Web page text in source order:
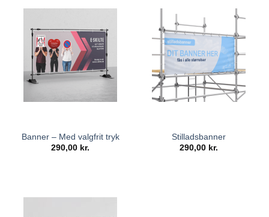
Banner – Med valgfrit tryk
290,00 kr.
Stilladsbanner
290,00 kr.